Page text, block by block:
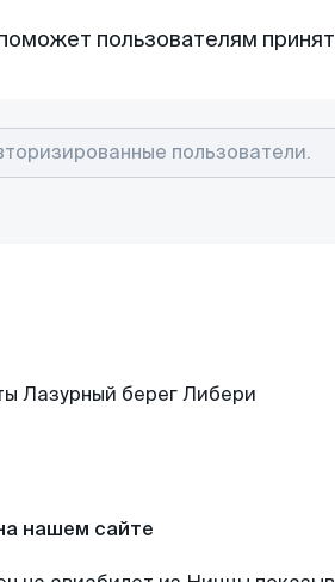
пользователям
нашем сайте